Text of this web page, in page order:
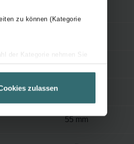
zu können (Kategorie
der Kategorie nehmen Sie
Informationen
über einen Link in der
zulassen
1100 mm
55 mm